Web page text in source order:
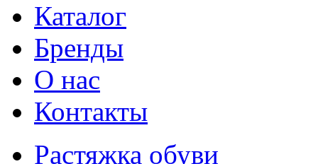
Каталог
Бренды
О нас
Контакты
Растяжка обуви